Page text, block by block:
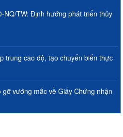
NQ/TW: Định hướng phát triển thủy
trung cao độ, tạo chuyển biến thực
gỡ vướng mắc về Giấy Chứng nhận